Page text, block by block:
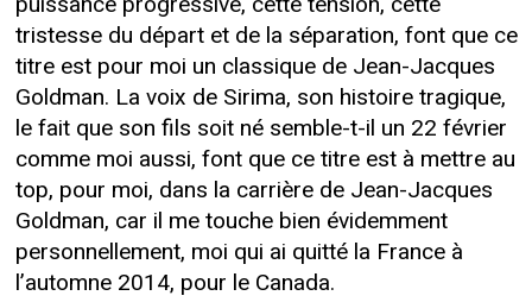
tristesse du départ et de la séparation, font que ce
titre est pour moi un classique de Jean-Jacques
Goldman. La voix de Sirima, son histoire tragique,
le fait que son fils soit né semble-t-il un 22 février
comme moi aussi, font que ce titre est à mettre au
top, pour moi, dans la carrière de Jean-Jacques
Goldman, car il me touche bien évidemment
personnellement, moi qui ai quitté la France à
l’automne 2014, pour le Canada.